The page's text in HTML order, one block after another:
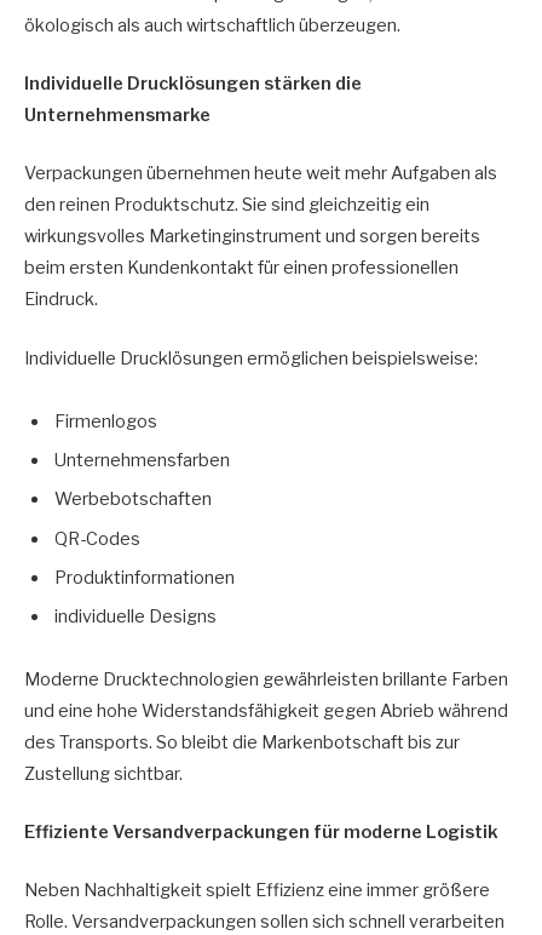
ökologisch als auch wirtschaftlich überzeugen.
Individuelle Drucklösungen stärken die
Unternehmensmarke
Verpackungen übernehmen heute weit mehr Aufgaben als
den reinen Produktschutz. Sie sind gleichzeitig ein
wirkungsvolles Marketinginstrument und sorgen bereits
beim ersten Kundenkontakt für einen professionellen
Eindruck.
Individuelle Drucklösungen ermöglichen beispielsweise:
Firmenlogos
Unternehmensfarben
Werbebotschaften
QR-Codes
Produktinformationen
individuelle Designs
Moderne Drucktechnologien gewährleisten brillante Farben
und eine hohe Widerstandsfähigkeit gegen Abrieb während
des Transports. So bleibt die Markenbotschaft bis zur
Zustellung sichtbar.
Effiziente Versandverpackungen für moderne Logistik
Neben Nachhaltigkeit spielt Effizienz eine immer größere
Rolle. Versandverpackungen sollen sich schnell verarbeiten